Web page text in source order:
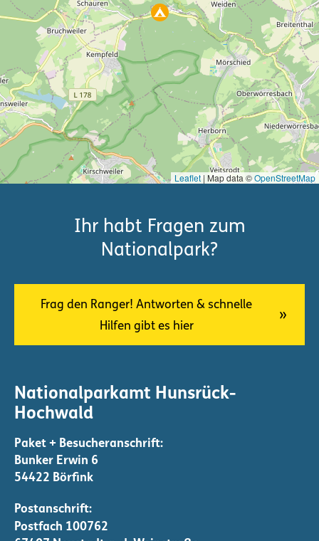
Leaflet | Map data ©OpenStreetMap
Ihr habt Fragen zum
Nationalpark?
Frag den Ranger! Antworten & schnelle
Hilfen gibt es hier
Nationalparkamt Hunsrück-
Hochwald
Bunker Erwin 6
54422 Börfink